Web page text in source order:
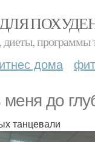
программы
дома
до
танцевали